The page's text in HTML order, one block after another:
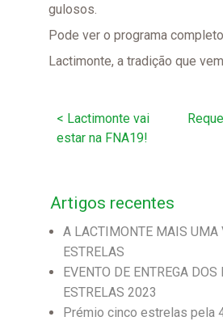
gulosos.
Pode ver o programa
Lactimonte, a tradição que
Navegação
de
< Lactimonte vai
estar na FNA19!
Artigos recentes
A LACTIMONTE MAIS UMA
ESTRELAS
EVENTO DE ENTREGA
ESTRELAS 2023
Prémio cinco estrelas pela